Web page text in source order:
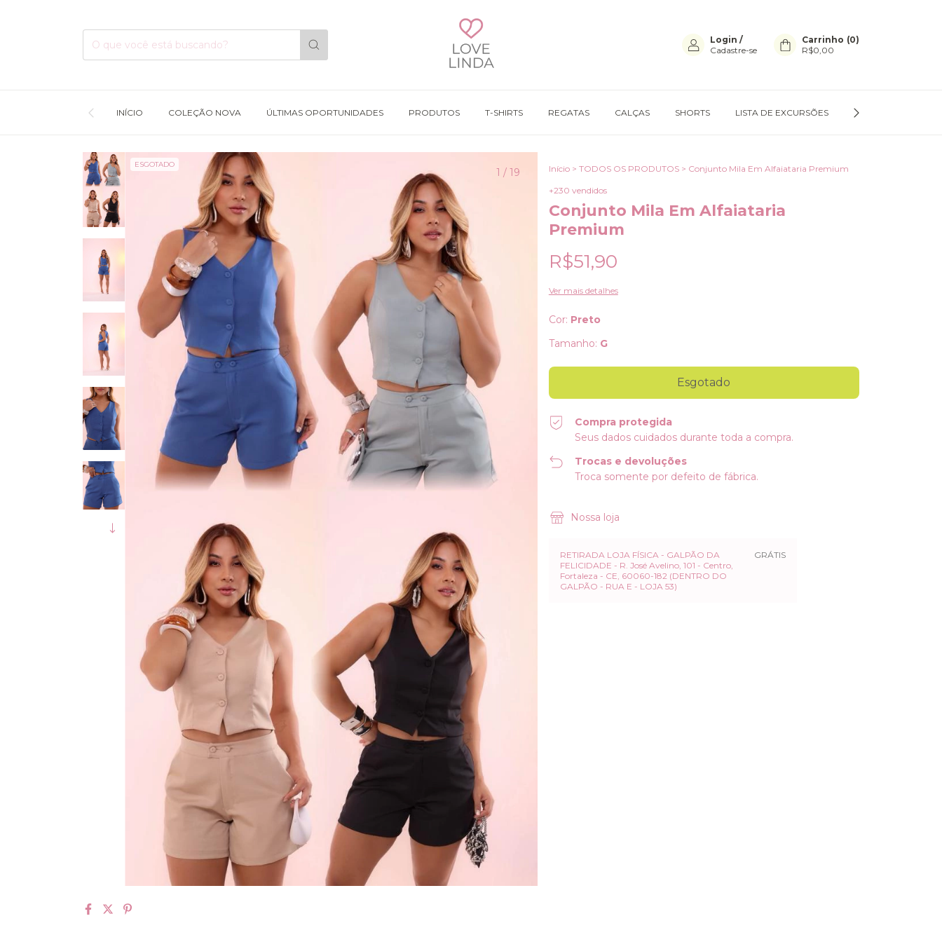
Login /
Cadastre-se
Carrinho (0)
R$0,00
INÍCIO COLEÇÃO NOVA ÚLTIMAS OPORTUNIDADES PRODUTOS T-SHIRTS REGATAS CALÇAS SHORTS LISTA DE EXCURSÕES TROCAS E
ESGOTADO
1 / 19 Início > TODOS OS PRODUTOS > Conjunto Mila Em Alfaiataria Premium
+230 vendidos
Conjunto Mila Em Alfaiataria
Premium
R$51,90
Ver mais detalhes
Cor: Preto
Tamanho: G
Compra protegida
Seus dados cuidados durante toda a compra.
Trocas e devoluções
Troca somente por defeito de fábrica.
Nossa loja
RETIRADA LOJA FÍSICA - GALPÃO DA
FELICIDADE - R. José Avelino, 101 - Centro,
Fortaleza - CE, 60060-182 (DENTRO DO
GALPÃO - RUA E - LOJA 53)
GRÁTIS